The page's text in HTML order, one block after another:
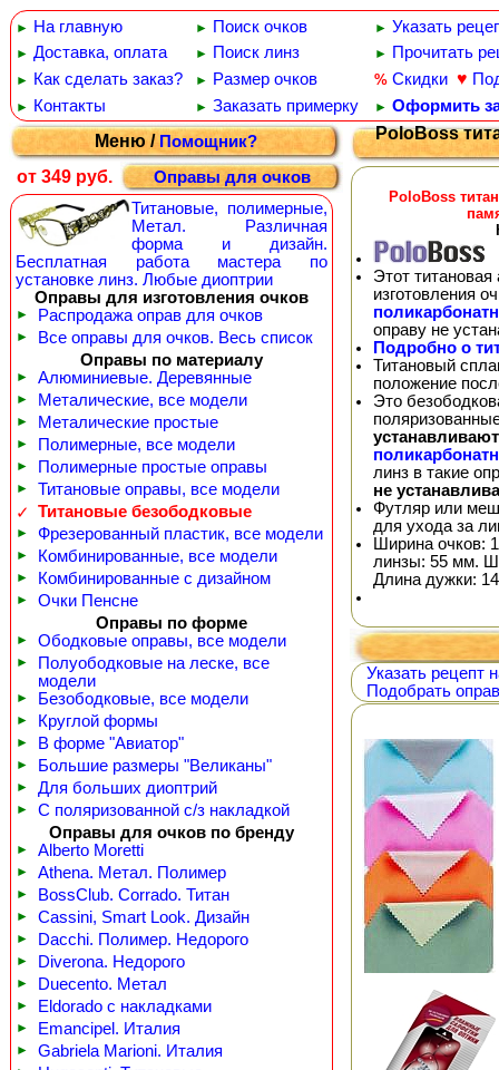
► На главную ► Поиск очков ► Указать
► Доставка, оплата ► Поиск линз ► Прочитать
► Как сделать заказ? ► Размер очков % Скидки ♥
► Контакты ► Заказать примерку ► Оформить
Меню /Помощник?
от 349 руб.
Оправы для очков
Титановые, полимерные,
Метал. Различная
форма и дизайн.
Бесплатная работа мастера по
установке линз. Любые диоптрии
Оправы для изготовления очков
► Распродажа оправ для очков
►
Все оправы для очков. Весь список
Оправы по материалу
► Алюминиевые. Деревянные
► Металические, все модели
► Металические простые
► Полимерные, все модели
► Полимерные простые оправы
►
Титановые оправы, все модели
✓
Титановые безободковые
► Фрезерованный пластик, все модели
► Комбинированные, все модели
► Комбинированные с дизайном
►
Очки Пенсне
Оправы по форме
► Ободковые оправы, все модели
►
Полуободковые на леске, все
модели
► Безободковые, все модели
► Круглой формы
► В форме "Авиатор"
► Большие размеры "Великаны"
► Для больших диоптрий
►
С поляризованной с/з накладкой
Оправы для очков по бренду
► Alberto Moretti
► Athena. Метал. Полимер
► BossClub. Corrado. Титан
► Cassini, Smart Look. Дизайн
► Dacchi. Полимер. Недорого
► Diverona. Недорого
► Duecento. Метал
► Eldorado с накладками
► Emancipel. Италия
► Gabriela Marioni. Италия
PoloBoss
PoloBoss
Этот
изготовления
оправу не
Подробно о
Титановый
положение
Это
линз в такие
не
Футляр или
для ухода за
Ширина очков:
линзы: 55 мм.
Длина дужки:
Указать рецепт
Подобрать